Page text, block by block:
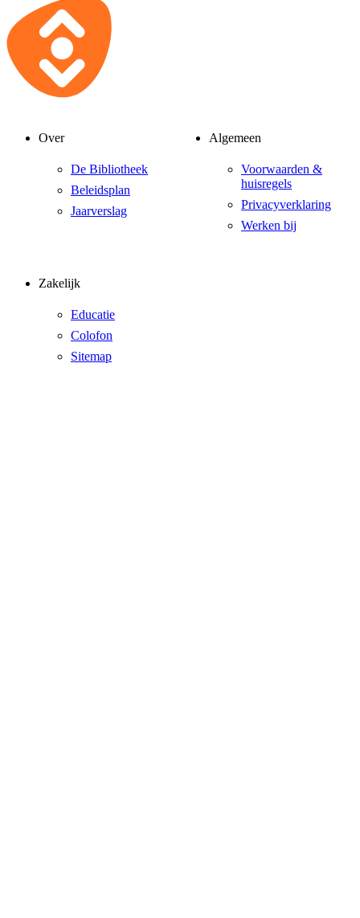
Over
De Bibliotheek
Beleidsplan
Jaarverslag
Algemeen
Voorwaarden &
huisregels
Privacyverklaring
Werken bij
Zakelijk
Educatie
Colofon
Sitemap